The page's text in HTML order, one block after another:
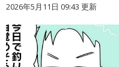
2026年5月11日 09:43 更新